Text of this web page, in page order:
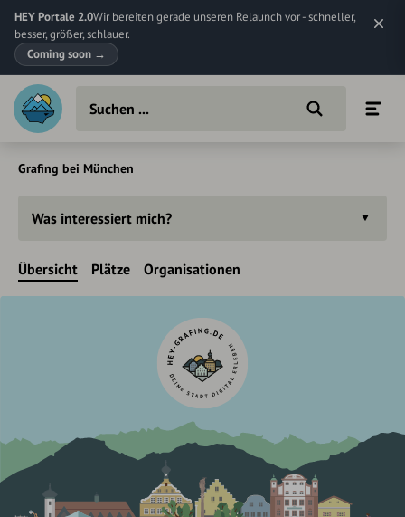
HEY Portale 2.0Wir bereiten gerade unseren Relaunch vor - schneller,
besser, größer, schlauer.
Coming soon →
Grafing bei München
Was interessiert mich?
Übersicht Plätze Organisationen